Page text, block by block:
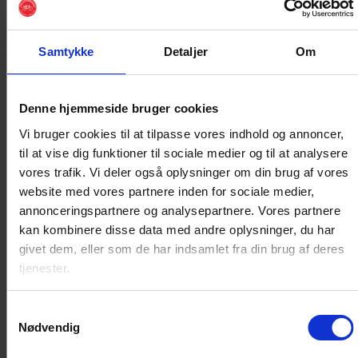
Samtykke Detaljer Om
Denne hjemmeside bruger cookies
Vi bruger cookies til at tilpasse vores indhold og annoncer,
til at vise dig funktioner til sociale medier og til at analysere
vores trafik. Vi deler også oplysninger om din brug af vores
website med vores partnere inden for sociale medier,
annonceringspartnere og analysepartnere. Vores partnere
kan kombinere disse data med andre oplysninger, du har
givet dem, eller som de har indsamlet fra din brug af deres
tjenester.
Nødvendig
Peters Hjørne
Nyheder
Lokale nyheder, trykher.
Nyheder fra Cyklistforbundet, tryk
Tips til dit cykelliv
Vil du være cyklende hele vinteren? Læs